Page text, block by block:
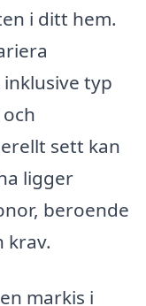
i ditt hem.
typ
sett kan
ligger
beroende
krav.
markis i